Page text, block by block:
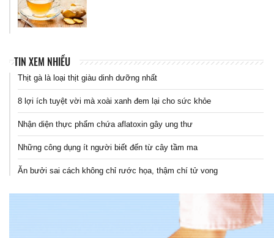
TIN XEM NHIỀU
Thịt gà là loại thịt giàu dinh dưỡng nhất
8 lợi ích tuyệt vời mà xoài xanh đem lại cho sức khỏe
Nhận diện thực phẩm chứa aflatoxin gây ung thư
Những công dụng ít người biết đến từ cây tầm ma
Ăn bưởi sai cách không chỉ rước họa, thậm chí tử vong